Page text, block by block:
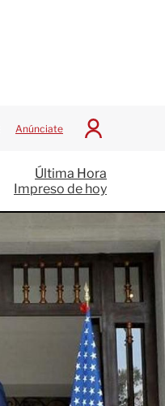
Anúnciate
I
c
i
a
S
e
ó
n
Última Hora
Impreso de hoy